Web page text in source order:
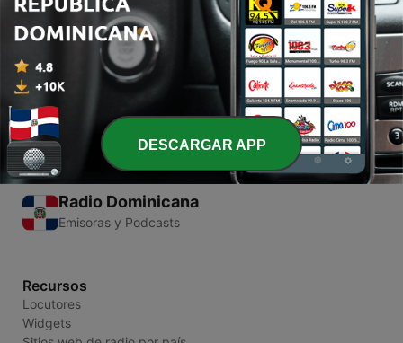
Episodios
1 - Feliz aniversario
10 ago. 2021
Radio Dominicana
Emisoras y Podcasts
Recursos
Locutores
Widgets
DESCARGAR APP